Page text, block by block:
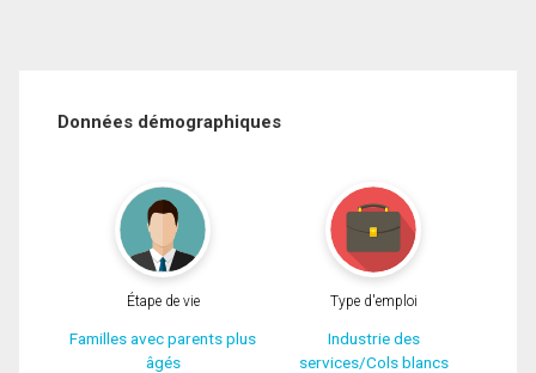
Données démographiques
Étape de vie
Familles avec parents plus
âgés
Type d'emploi
Industrie des
services/Cols blancs